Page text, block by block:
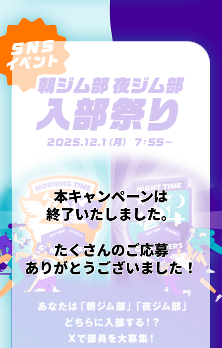
本キャンペーンは
終了いたしました。
たくさんのご応募
ありがとうございました！